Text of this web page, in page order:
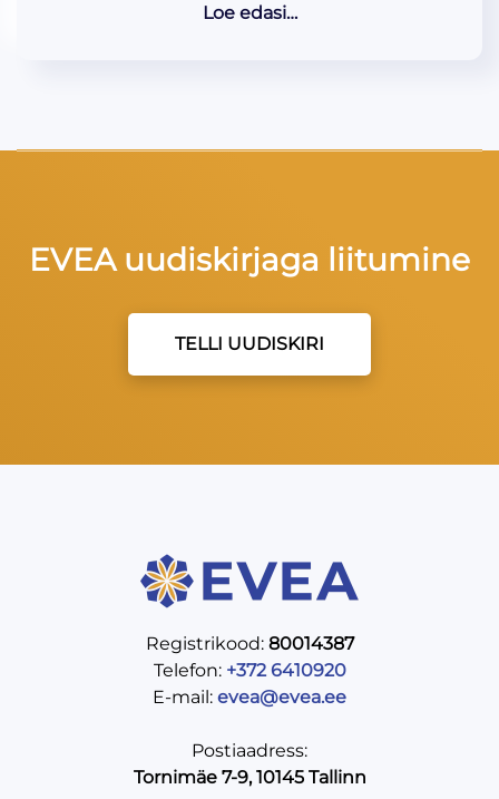
Loe edasi…
EVEA uudiskirjaga liitumine
TELLI UUDISKIRI
Registrikood: 80014387
Telefon: +372 6410920
E-mail: evea@evea.ee
Postiaadress:
Tornimäe 7-9, 10145 Tallinn